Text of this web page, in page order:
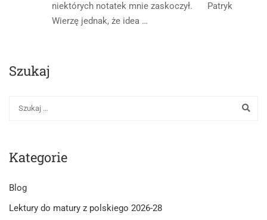
niektórych notatek mnie zaskoczył.
Wierzę jednak, że idea …
Patryk
Szukaj
Kategorie
Blog
Lektury do matury z polskiego 2026-28